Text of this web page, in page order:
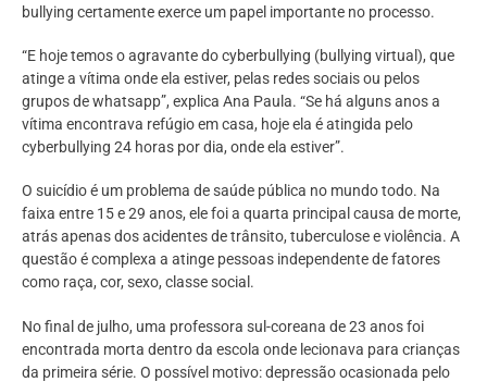
bullying certamente exerce um papel importante no processo.
“E hoje temos o agravante do cyberbullying (bullying virtual), que
atinge a vítima onde ela estiver, pelas redes sociais ou pelos
grupos de whatsapp”, explica Ana Paula. “Se há alguns anos a
vítima encontrava refúgio em casa, hoje ela é atingida pelo
cyberbullying 24 horas por dia, onde ela estiver”.
O suicídio é um problema de saúde pública no mundo todo. Na
faixa entre 15 e 29 anos, ele foi a quarta principal causa de morte,
atrás apenas dos acidentes de trânsito, tuberculose e violência. A
questão é complexa a atinge pessoas independente de fatores
como raça, cor, sexo, classe social.
No final de julho, uma professora sul-coreana de 23 anos foi
encontrada morta dentro da escola onde lecionava para crianças
da primeira série. O possível motivo: depressão ocasionada pelo